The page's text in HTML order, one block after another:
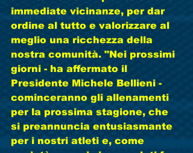
immediate vicinanze, per dar
ordine al tutto e valorizzare al
meglio una ricchezza della
nostra comunità. "Nei prossimi
giorni - ha affermato il
Presidente Michele Bellieni -
cominceranno gli allenamenti
per la prossima stagione, che
si preannuncia entusiasmante
per i nostri atleti e, come